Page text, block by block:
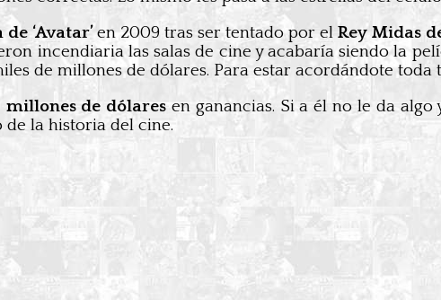
‘Avatar’en 2009 tras ser tentado por elRey Midas
incendiaria las salas de cine y acabaría siendo la
de millones de dólares. Para estar acordándote toda
de dólaresen ganancias. Si a él no le da
de la historia del cine.